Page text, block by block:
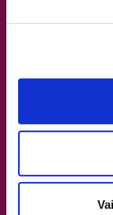
Showtanssin
Katutanssin
Commercial
Bloom ja Team X